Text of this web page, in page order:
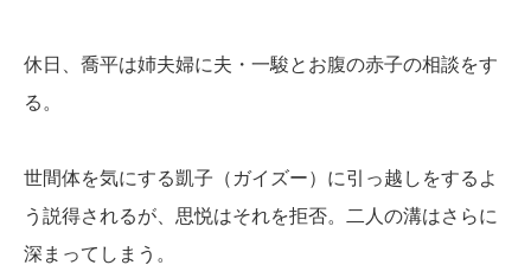
休日、喬平は姉夫婦に夫・一駿とお腹の赤子の相談をす
る。
世間体を気にする凱子（ガイズー）に引っ越しをするよ
う説得されるが、思悦はそれを拒否。二人の溝はさらに
深まってしまう。